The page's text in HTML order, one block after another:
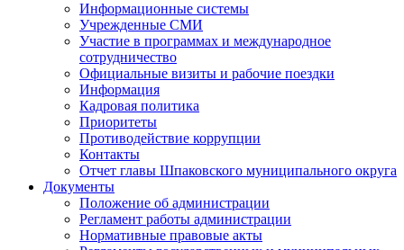
Информационные системы
Учрежденные СМИ
Участие в программах и международное
сотрудничество
Официальные визиты и рабочие поездки
Информация
Кадровая политика
Приоритеты
Противодействие коррупции
Контакты
Отчет главы Шпаковского муниципального округа
Документы
Положение об администрации
Регламент работы администрации
Нормативные правовые акты